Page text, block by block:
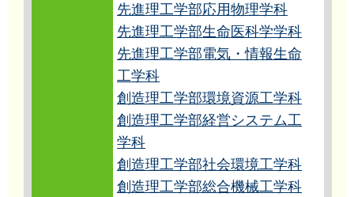
先進理工学部応用物理学科
先進理工学部生命医科学学科
先進理工学部電気・情報生命
工学科
創造理工学部環境資源工学科
創造理工学部経営システム工
学科
創造理工学部社会環境工学科
創造理工学部総合機械工学科